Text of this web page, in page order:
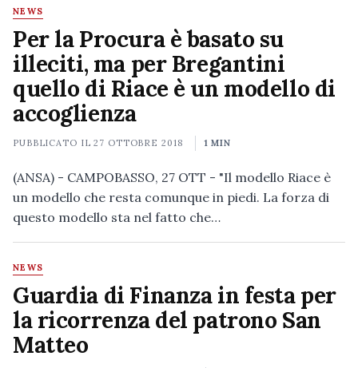
NEWS
Per la Procura è basato su
illeciti, ma per Bregantini
quello di Riace è un modello di
accoglienza
PUBBLICATO IL27 OTTOBRE 2018 1 MIN
(ANSA) - CAMPOBASSO, 27 OTT - "Il modello Riace è
un modello che resta comunque in piedi. La forza di
questo modello sta nel fatto che…
NEWS
Guardia di Finanza in festa per
la ricorrenza del patrono San
Matteo